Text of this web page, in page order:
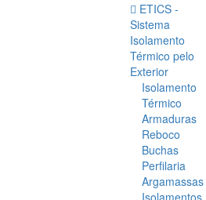
ETICS -
Sistema
Isolamento
Térmico pelo
Exterior
Isolamento
Térmico
Armaduras
Reboco
Buchas
Perfilaria
Argamassas
Isolamentos